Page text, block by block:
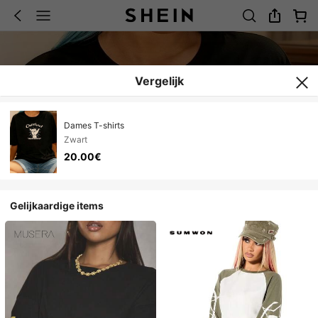
Vergelijk
Dames T-shirts
Zwart
20.00€
Gelijkaardige items